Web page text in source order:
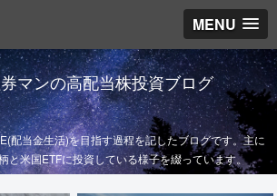
MENU
マンの高配当株投資ブログ
配当金生活)を目指す過程を記したブログです。主に
と米国ETFに投資している様子を綴っています。